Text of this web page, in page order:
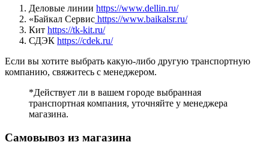
Деловые линии https://www.dellin.ru/
«Байкал Сервис https://www.baikalsr.ru/
Кит https://tk-kit.ru/
СДЭК https://cdek.ru/
Если вы хотите выбрать какую-либо другую транспортную
компанию, свяжитесь с менеджером.
*Действует ли в вашем городе выбранная
транспортная компания, уточняйте у менеджера
магазина.
Самовывоз из магазина